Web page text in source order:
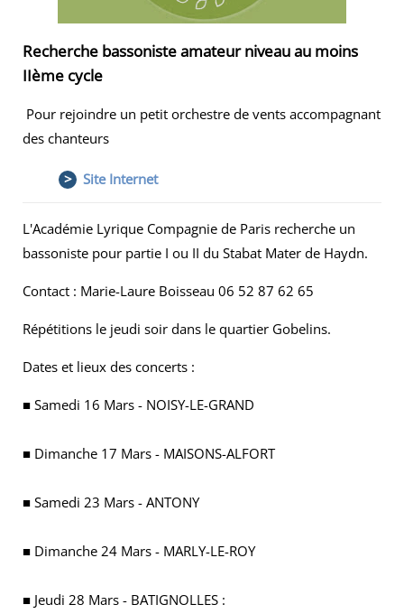
Recherche bassoniste amateur niveau au moins
IIème cycle
Pour rejoindre un petit orchestre de vents accompagnant
des chanteurs
> Site Internet
L'Académie Lyrique Compagnie de Paris recherche un
bassoniste pour partie I ou II du Stabat Mater de Haydn.
Contact : Marie-Laure Boisseau 06 52 87 62 65
Répétitions le jeudi soir dans le quartier Gobelins.
Dates et lieux des concerts :
■ Samedi 16 Mars - NOISY-LE-GRAND
■ Dimanche 17 Mars - MAISONS-ALFORT
■ Samedi 23 Mars - ANTONY
■ Dimanche 24 Mars - MARLY-LE-ROY
■ Jeudi 28 Mars - BATIGNOLLES :